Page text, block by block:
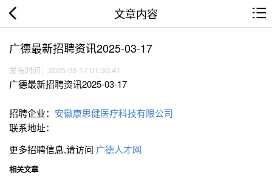
文章内容
广德最新招聘资讯2025-03-17
发布时间：2025-03-17 01:30:41
广德最新招聘资讯2025-03-17
招聘企业： 安徽康思健医疗科技有限公司
联系地址：
更多招聘信息,请访问 广德人才网
相关文章